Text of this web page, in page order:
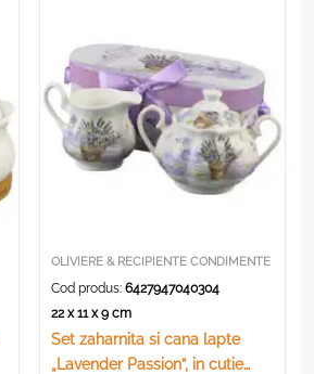
OLIVIERE & RECIPIENTE CONDIMENTE
Cod produs:6427947040304
22 x 11 x 9 cm
Set zaharnita si cana lapte
„Lavender Passion”, in cutie